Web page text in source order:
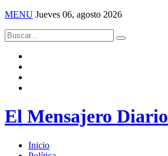
MENU Jueves 06, agosto 2026
El Mensajero Diario
Inicio